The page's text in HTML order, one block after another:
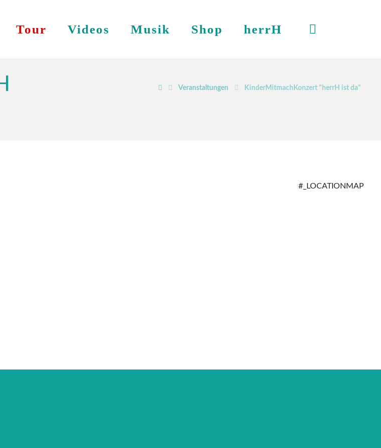
Tour Videos Musik Shop herrH
Veranstaltungen KinderMitmachKonzert "herrH ist da"
#_LOCATIONMAP